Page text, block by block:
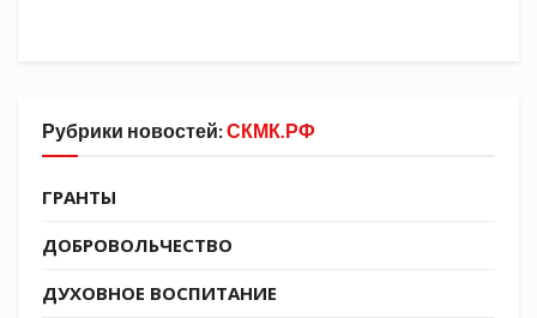
нужен уход, внимание, ласка
приручили». Источник: канал Таманского
Рубрики новостей:СКМК.РФ
ГРАНТЫ
ДОБРОВОЛЬЧЕСТВО
ДУХОВНОЕ ВОСПИТАНИЕ